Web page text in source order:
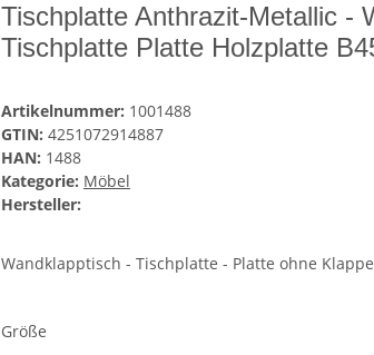
Tischplatte Anthrazit-Metallic -
Tischplatte Platte Holzplatte
Artikelnummer: 1001488
GTIN: 4251072914887
HAN: 1488
Kategorie: Möbel
Hersteller:
Wandklapptisch - Tischplatte - Platte ohne
Größe